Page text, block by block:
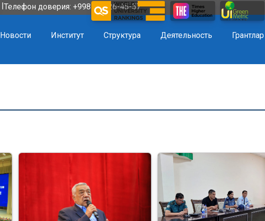
|Телефон доверия: +998 72 226-45-57
Новости Институт Структура Деятельность Грантлар